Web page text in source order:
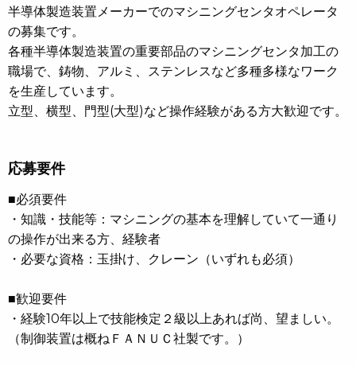
半導体製造装置メーカーでのマシニングセンタオペレータ
の募集です。
各種半導体製造装置の重要部品のマシニングセンタ加工の
職場で、鋳物、アルミ、ステンレスなど多種多様なワーク
を生産しています。
立型、横型、門型(大型)など操作経験がある方大歓迎です。
応募要件
■必須要件
・知識・技能等：マシニングの基本を理解していて一通り
の操作が出来る方、経験者
・必要な資格：玉掛け、クレーン（いずれも必須）
■歓迎要件
・経験10年以上で技能検定２級以上あれば尚、望ましい。
（制御装置は概ねＦＡＮＵＣ社製です。）